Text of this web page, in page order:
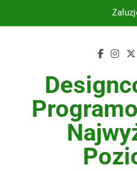
Instalacje